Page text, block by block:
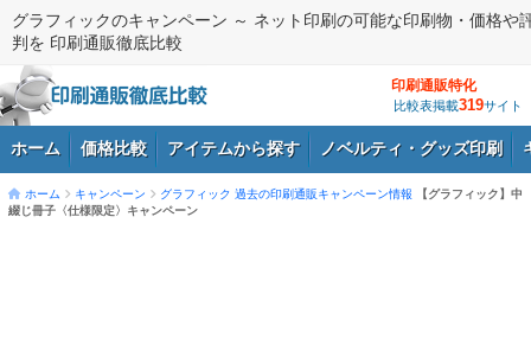
グラフィックのキャンペーン ～ ネット印刷の可能な印刷物・価格や
判を 印刷通販徹底比較
印刷通販特化
比較表掲載319サイト
ホーム 価格比較 アイテムから探す ノベルティ・グッズ印刷
ホーム キャンペーン グラフィック 過去の印刷通販キャンペーン情報
【グラフィック】中
綴じ冊子〈仕様限定〉キャンペーン